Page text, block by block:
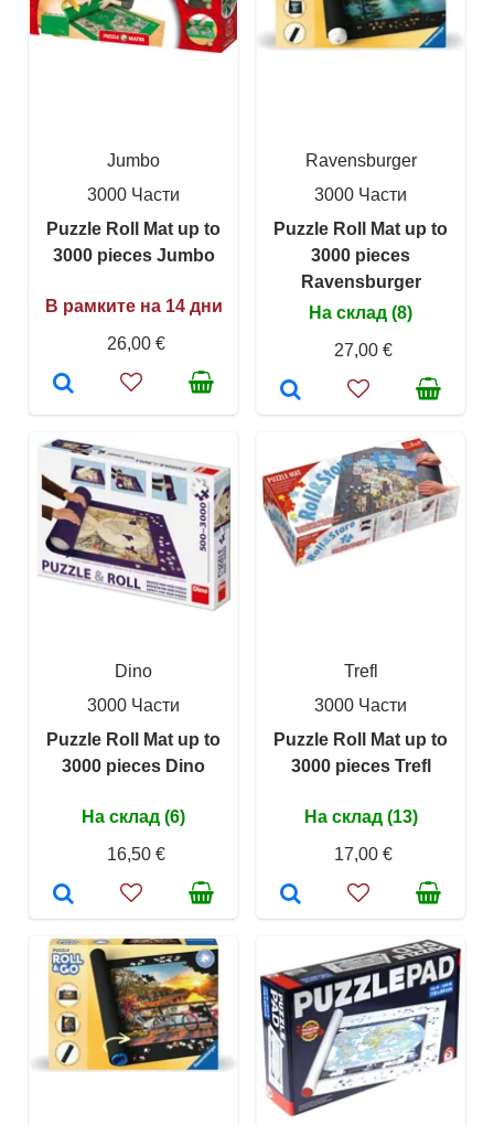
Jumbo
3000 Части
Puzzle Roll Mat up to
3000 pieces Jumbo
В рамките на 14 дни
26,00 €
Ravensburger
3000 Части
Puzzle Roll Mat up to
3000 pieces
Ravensburger
На склад (8)
27,00 €
Dino
3000 Части
Puzzle Roll Mat up to
3000 pieces Dino
На склад (6)
16,50 €
Trefl
3000 Части
Puzzle Roll Mat up to
3000 pieces Trefl
На склад (13)
17,00 €